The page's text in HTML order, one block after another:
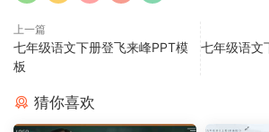
上一篇
七年级语文下册登飞来峰PPT模
板
七年级语文
猜你喜欢